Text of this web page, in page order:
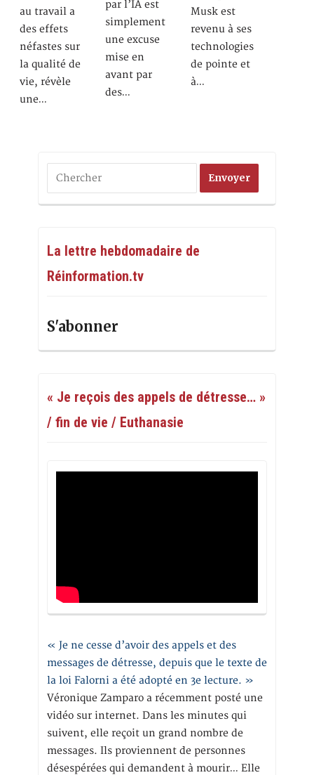
au travail a
des effets
néfastes sur
la qualité de
vie, révèle
une…
par l’IA est
simplement
une excuse
mise en
avant par
des…
Musk est
revenu à ses
technologies
de pointe et
à…
La lettre hebdomadaire de
Réinformation.tv
S'abonner
« Je reçois des appels de détresse… »
/ fin de vie / Euthanasie
« Je ne cesse d’avoir des appels et des
messages de détresse, depuis que le texte de
la loi Falorni a été adopté en 3e lecture. »
Véronique Zamparo a récemment posté une
vidéo sur internet. Dans les minutes qui
suivent, elle reçoit un grand nombre de
messages. Ils proviennent de personnes
désespérées qui demandent à mourir… Elle